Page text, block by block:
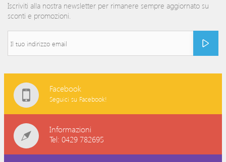
Iscriviti alla nostra newsletter per rimanere sempre aggiornato su
sconti e promozioni.
Facebook
Seguici su Facebook!
Informazioni
Tel: 0429 782695